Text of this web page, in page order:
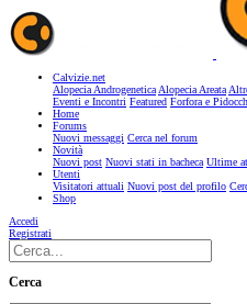
Calvizie.net
Alopecia AndrogeneticaAlopecia Areata
Eventi e Incontri Featured Forfora e
Home
Forums
Nuovi messaggi Cerca nel forum
Novità
Nuovi post Nuovi stati in bacheca Ultime
Utenti
Visitatori attuali Nuovi post del profilo
Shop
Accedi
Registrati
Cerca